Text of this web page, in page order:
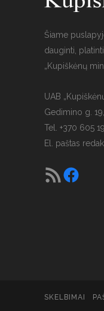
Šiame
dauginti,
„Kupiškėnų
UAB
Gedimino g.
Tel. +370 605
El. paštas
SKELBIMAI